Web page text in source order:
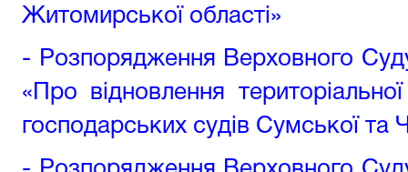
Житомирської області»
- Розпорядження Верховного
«Про відновлення
господарських судів Сумської та